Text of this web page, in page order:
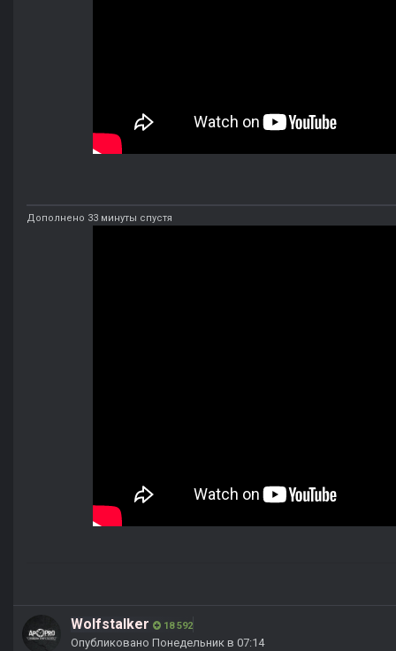
Дополнено 33 минуты спустя
Wolfstalker 18 592
Опубликовано Понедельник в 07:14